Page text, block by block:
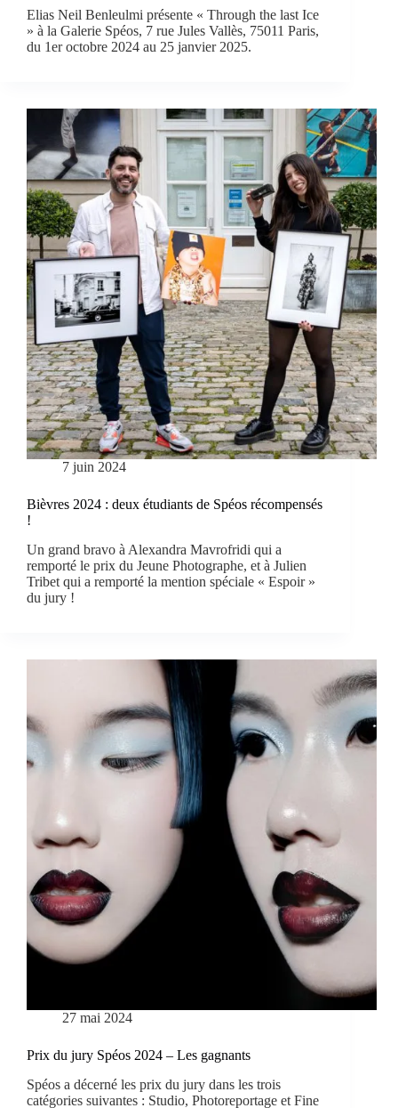
Elias Neil Benleulmi présente « Through the last Ice
» à la Galerie Spéos, 7 rue Jules Vallès, 75011 Paris,
du 1er octobre 2024 au 25 janvier 2025.
7 juin 2024
Bièvres 2024 : deux étudiants de Spéos récompensés
!
Un grand bravo à Alexandra Mavrofridi qui a
remporté le prix du Jeune Photographe, et à Julien
Tribet qui a remporté la mention spéciale « Espoir »
du jury !
27 mai 2024
Prix du jury Spéos 2024 – Les gagnants
Spéos a décerné les prix du jury dans les trois
catégories suivantes : Studio, Photoreportage et Fine